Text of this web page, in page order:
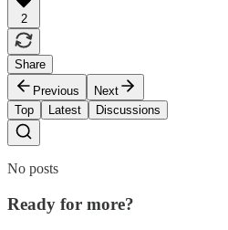
2
Share
Previous
Next
Top
Latest Discussions
No posts
Ready for more?